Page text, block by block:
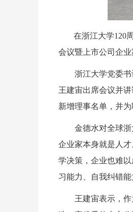
在浙江大学120
会议暨上市公司企业
浙江大学党委
王建宙出席会议并
新增理事名单，并
金德水对全球
企业家本身就是人
学决策，企业也难
习能力、自我纠错能
王建宙表示，